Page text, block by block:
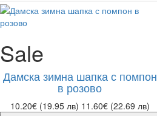
Sale
Дамска зимна шапка с помпон
в розово
10.20€ (19.95 лв) 11.60€ (22.69 лв)